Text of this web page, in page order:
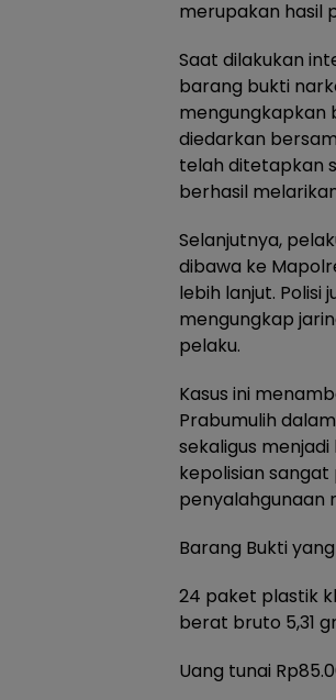
merupakan hasil
Saat dilakukan
barang bukti
mengungkapkan
diedarkan
telah ditetapkan
berhasil
Selanjutnya,
dibawa ke
lebih lanjut. Polisi
mengungkap
pelaku.
Kasus ini
Prabumulih
sekaligus
kepolisian
penyalahgunaan
Barang Bukti
24 paket plastik
berat bruto 5,31
Uang tunai